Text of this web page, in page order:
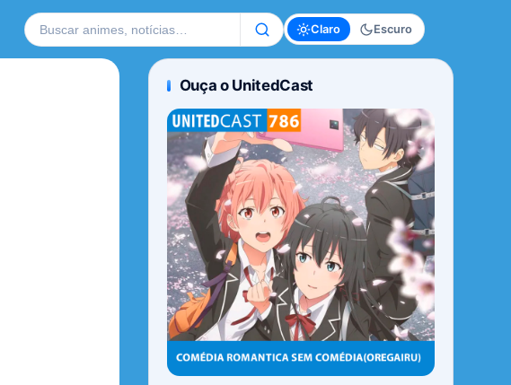
Buscar no site Claro Escuro
Ouça o UnitedCast